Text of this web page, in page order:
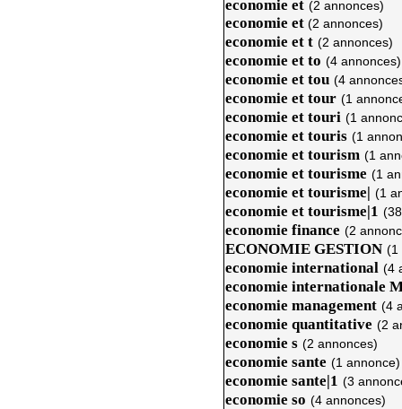
economie et (2 annonces)
economie et (2 annonces)
economie et t (2 annonces)
economie et to (4 annonces)
economie et tou (4
economie et tour (1
economie et touri (1
economie et touris (1
economie et tourism (1
economie et tourisme (1
economie et tourisme| (1
economie et tourisme|1
economie finance (2
ECONOMIE GESTION (1
economie international (4
economie internationale
economie management (4
economie quantitative (2
economie s (2 annonces)
economie sante (1 annonce)
economie sante|1 (3
economie so (4 annonces)